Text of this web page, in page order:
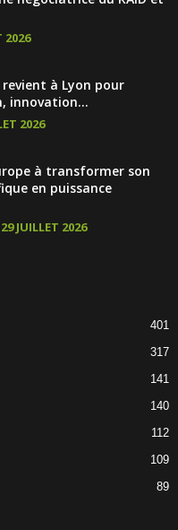
2026
à Lyon pour
innovation...
2026
à transformer son
en puissance
29 JUILLET 2026
401
317
141
140
112
109
89